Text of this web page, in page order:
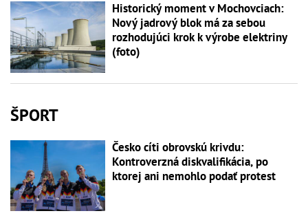
Historický moment v Mochovciach:
Nový jadrový blok má za sebou
rozhodujúci krok k výrobe elektriny
(foto)
ŠPORT
Česko cíti obrovskú krivdu:
Kontroverzná diskvalifikácia, po
ktorej ani nemohlo podať protest